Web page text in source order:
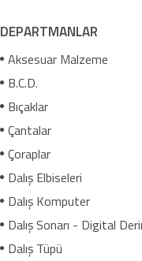
DEPARTMANLAR
Aksesuar Malzeme
B.C.D.
Bıçaklar
Çantalar
Çoraplar
Dalış Elbiseleri
Dalış Komputer
Dalış Sonarı - Digital
Dalış Tüpü